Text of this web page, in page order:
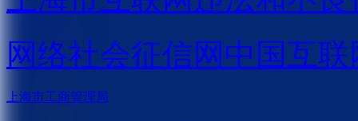
网络社会征信网 中国互
上海市工商管理局